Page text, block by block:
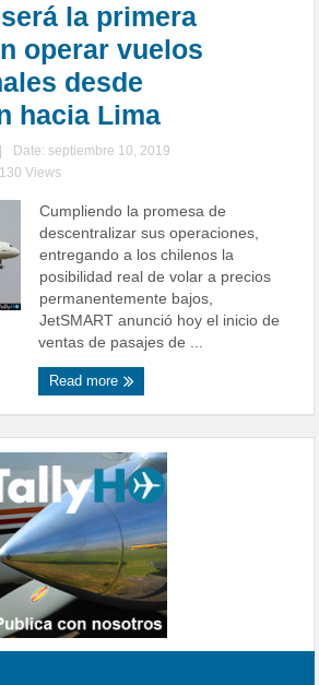
la primera
operar vuelos
desde
hacia Lima
Date: septiembre 10, 2019
Views
Cumpliendo la promesa de
descentralizar sus operaciones,
entregando a los chilenos la
posibilidad real de volar a precios
permanentemente bajos,
JetSMART anunció hoy el inicio de
ventas de pasajes de ...
Read more